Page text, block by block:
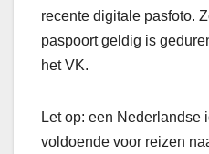
recente digitale pasfoto.
paspoort geldig is
het VK.
Let op: een Nederlandse
voldoende voor reizen